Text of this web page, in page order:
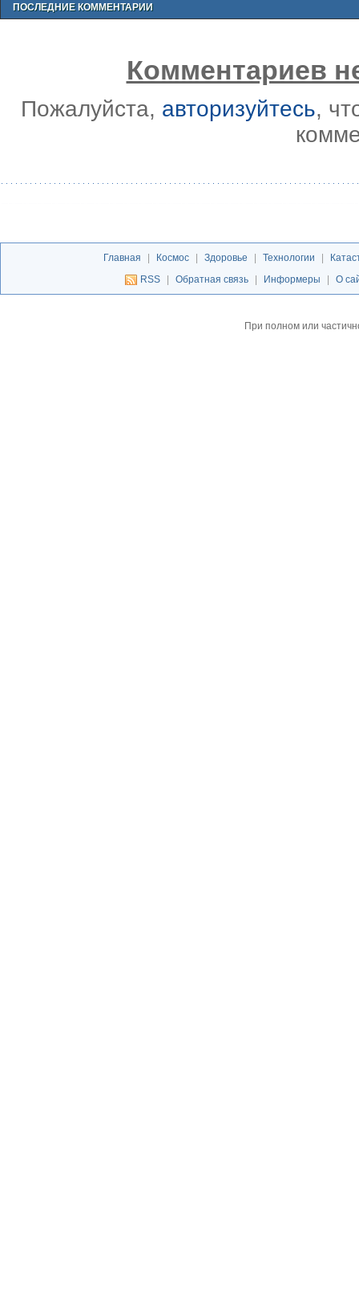
ПОСЛЕДНИЕ КОММЕНТАРИИ
Комментариев
Пожалуйста, авторизуйтесь,
Главная | Космос | Здоровье | Технологии |
RSS
| Обратная связь | Информеры | О
При полном или